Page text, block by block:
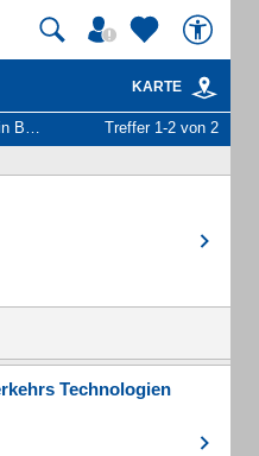
KARTE
und Personen Treffer 1-2 von 2
Technologien